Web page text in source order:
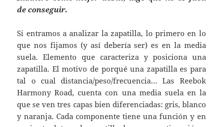
de conseguir.
Si entramos a analizar la zapatilla, lo primero en lo
que nos fijamos (y así debería ser) es en la media
suela. Elemento que caracteriza y posiciona una
zapatilla. El motivo de porqué una zapatilla es para
tal o cual distancia/peso/frecuencia… Las Reebok
Harmony Road, cuenta con una media suela en la
que se ven tres capas bien diferenciadas: gris, blanco
y naranja. Cada componente tiene una función y en